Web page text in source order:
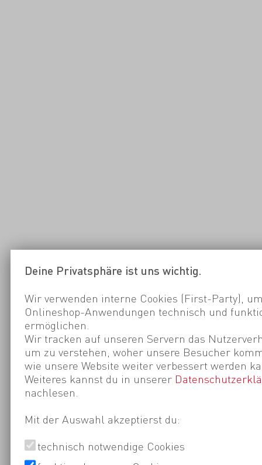
Deine Privatsphäre ist uns wichtig.
Wir verwenden interne Cookies (First-Party),
Onlineshop-Anwendungen technisch und
ermöglichen.
Wir tracken auf unseren Servern das
um zu verstehen, woher unsere Besucher
wie unsere Website weiter verbessert werden
Weiteres kannst du in unserer
nachlesen.
Mit der Auswahl akzeptierst du:
technisch notwendige Cookies